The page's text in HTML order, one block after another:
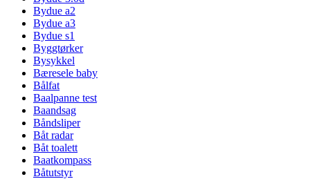
Bydue a2
Bydue a3
Bydue s1
Byggtørker
Bysykkel
Bæresele baby
Bålfat
Baalpanne test
Baandsag
Båndsliper
Båt radar
Båt toalett
Baatkompass
Båtutstyr